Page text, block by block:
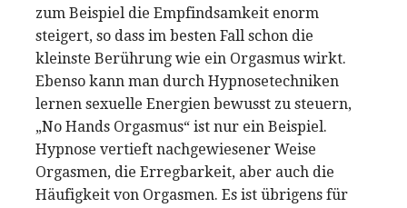
zum Beispiel die Empfindsamkeit enorm
steigert, so dass im besten Fall schon die
kleinste Berührung wie ein Orgasmus wirkt.
Ebenso kann man durch Hypnosetechniken
lernen sexuelle Energien bewusst zu steuern,
„No Hands Orgasmus“ ist nur ein Beispiel.
Hypnose vertieft nachgewiesener Weise
Orgasmen, die Erregbarkeit, aber auch die
Häufigkeit von Orgasmen. Es ist übrigens für